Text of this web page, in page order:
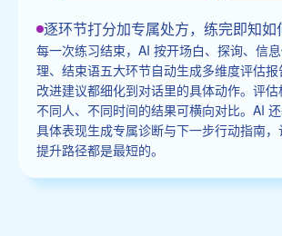
逐环节打分加专属处方，练完即知如
每一次练习结束，AI 按开场白、探询、信
理、结束语五大环节自动生成多维度评估
改进建议都细化到对话里的具体动作。评估
不同人、不同时间的结果可横向对比。AI
具体表现生成专属诊断与下一步行动指南
提升路径都是最短的。